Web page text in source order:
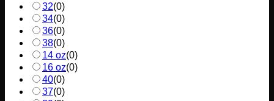
32(0)
34(0)
36(0)
38(0)
14 oz(0)
16 oz(0)
40(0)
37(0)